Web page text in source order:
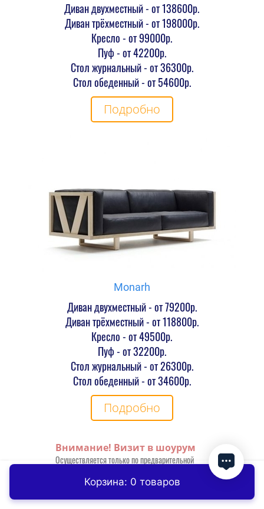
Внимание! Визит в шоурум
Осуществляется только по предварительной
Диван двухместный - от 138600р.
Диван трёхместный - от 198000р.
Кресло - от 99000р.
Пуф - от 42200р.
Стол журнальный - от 36300р.
Стол обеденный - от 54600р.
Подробно
Monarh
Диван двухместный - от 79200р.
Диван трёхместный - от 118800р.
Кресло - от 49500р.
Пуф - от 32200р.
Стол журнальный - от 26300р.
Стол обеденный - от 34600р.
Подробно
Корзина: 0 товаров